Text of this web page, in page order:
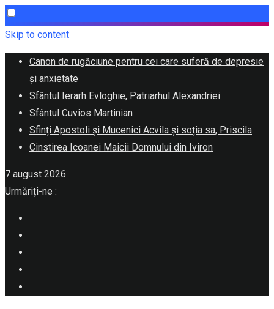
Skip to content
Canon de rugăciune pentru cei care suferă de depresie
și anxietate
Sfântul Ierarh Evloghie, Patriarhul Alexandriei
Sfântul Cuvios Martinian
Sfinți Apostoli și Mucenici Acvila și soția sa, Priscila
Cinstirea Icoanei Maicii Domnului din Iviron
7 august 2026
Urmăriți-ne :